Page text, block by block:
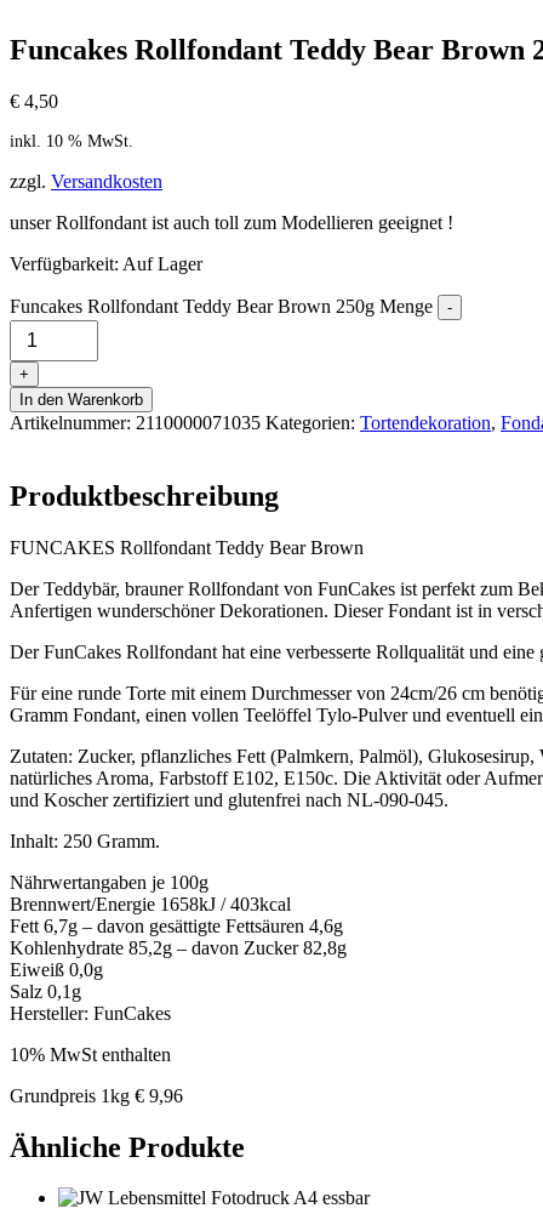
Funcakes Rollfondant Teddy Bear Brown
€ 4,50
inkl. 10 % MwSt.
zzgl. Versandkosten
unser Rollfondant ist auch toll zum Modellieren geeignet !
Verfügbarkeit: Auf Lager
Funcakes Rollfondant Teddy Bear Brown 250g Menge -
+
In den Warenkorb
Artikelnummer: 2110000071035 Kategorien: Tortendekoration,
Produktbeschreibung
FUNCAKES Rollfondant Teddy Bear Brown
Der Teddybär, brauner Rollfondant von FunCakes ist perfekt zum
Anfertigen wunderschöner Dekorationen. Dieser Fondant ist in
Der FunCakes Rollfondant hat eine verbesserte Rollqualität und
Für eine runde Torte mit einem Durchmesser von 24cm/26 cm
Gramm Fondant, einen vollen Teelöffel Tylo-Pulver und eventuell
Zutaten: Zucker, pflanzliches Fett (Palmkern, Palmöl),
natürliches Aroma, Farbstoff E102, E150c. Die Aktivität oder
und Koscher zertifiziert und glutenfrei nach NL-090-045.
Inhalt: 250 Gramm.
Nährwertangaben je 100g
Brennwert/Energie 1658kJ / 403kcal
Fett 6,7g – davon gesättigte Fettsäuren 4,6g
Kohlenhydrate 85,2g – davon Zucker 82,8g
Eiweiß 0,0g
Salz 0,1g
Hersteller: FunCakes
10% MwSt enthalten
Grundpreis 1kg € 9,96
Ähnliche Produkte